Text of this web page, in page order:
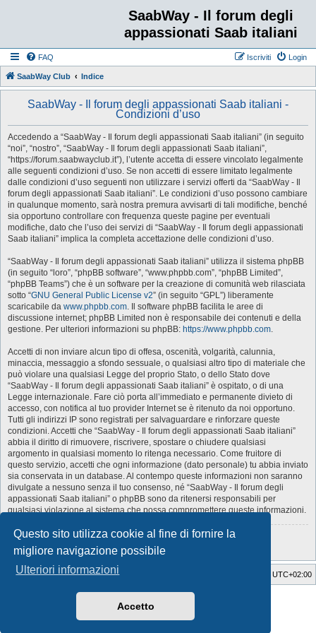
Questo sito utilizza cookie al fine di fornire la
migliore navigazione possibile
Ulteriori informazioni
Accetto
SaabWay - Il forum degli
appassionati Saab italiani
FAQ Login
Iscriviti
SaabWay Club Indice
SaabWay - Il forum degli appassionati Saab italiani -
Condizioni d’uso
Accedendo a “SaabWay - Il forum degli appassionati Saab italiani” (in seguito
“noi”, “nostro”, “SaabWay - Il forum degli appassionati Saab italiani”,
“https://forum.saabwayclub.it”), l’utente accetta di essere vincolato legalmente
alle seguenti condizioni d’uso. Se non accetti di essere limitato legalmente
dalle condizioni d’uso seguenti non utilizzare i servizi offerti da “SaabWay - Il
forum degli appassionati Saab italiani”. Le condizioni d’uso possono cambiare
in qualunque momento, sarà nostra premura avvisarti di tali modifiche, benché
sia opportuno controllare con frequenza queste pagine per eventuali
modifiche, dato che l’uso dei servizi di “SaabWay - Il forum degli appassionati
Saab italiani” implica la completa accettazione delle condizioni d’uso.
“SaabWay - Il forum degli appassionati Saab italiani” utilizza il sistema phpBB
(in seguito “loro”, “phpBB software”, “www.phpbb.com”, “phpBB Limited”,
“phpBB Teams”) che è un software per la creazione di comunità web rilasciata
sotto “GNU General Public License v2” (in seguito “GPL”) liberamente
scaricabile da www.phpbb.com. Il software phpBB facilita le aree di
discussione internet; phpBB Limited non è responsabile dei contenuti e della
gestione. Per ulteriori informazioni su phpBB: https://www.phpbb.com.
Accetti di non inviare alcun tipo di offesa, oscenità, volgarità, calunnia,
minaccia, messaggio a sfondo sessuale, o qualsiasi altro tipo di materiale che
può violare una qualsiasi Legge del proprio Stato, o dello Stato dove
“SaabWay - Il forum degli appassionati Saab italiani” è ospitato, o di una
Legge internazionale. Fare ciò porta all’immediato e permanente divieto di
accesso, con notifica al tuo provider Internet se è ritenuto da noi opportuno.
Tutti gli indirizzi IP sono registrati per salvaguardare e rinforzare queste
condizioni. Accetti che “SaabWay - Il forum degli appassionati Saab italiani”
abbia il diritto di rimuovere, riscrivere, spostare o chiudere qualsiasi
argomento in qualsiasi momento lo ritenga necessario. Come fruitore di
questo servizio, accetti che ogni informazione (dato personale) tu abbia inviato
sia conservata in un database. Al contempo queste informazioni non saranno
divulgate a nessuno senza il tuo consenso, né “SaabWay - Il forum degli
appassionati Saab italiani” o phpBB sono da ritenersi responsabili per
qualsiasi violazione al sistema che possa compromettere queste informazioni.
Torna alla pagina precedente
SaabWay Club Indice UTC+02:00
GTA game
phpBB® Forum Software © phpBB Limited
phpBB-Italia.it